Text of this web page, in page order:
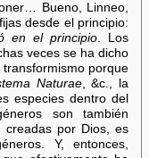
Bueno, Linneo,
desde el principio:
en el principio. Los
veces se ha dicho
porque
Naturae, &c., la
especies dentro del
son también
creadas por Dios, es
Y, entonces,